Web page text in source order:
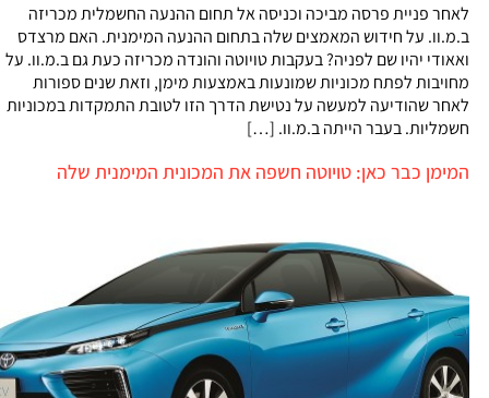
לאחר פניית פרסה מביכה וכניסה אל תחום ההנעה החשמלית מכריזה
ב.מ.וו. על חידוש המאמצים שלה בתחום ההנעה המימנית. האם מרצדס
ואאודי יהיו שם לפניה? בעקבות טויוטה והונדה מכריזה כעת גם ב.מ.וו. על
מחויבות לפתח מכוניות שמונעות באמצעות מימן, וזאת שנים ספורות
לאחר שהודיעה למעשה על נטישת הדרך הזו לטובת התמקדות במכוניות
חשמליות. בעבר הייתה ב.מ.וו. […]
המימן כבר כאן: טויוטה חשפה את המכונית המימנית שלה